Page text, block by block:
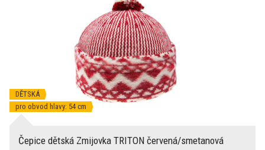
DĚTSKÁ
pro obvod hlavy: 54 cm
Čepice dětská Zmijovka TRITON červená/smetanová